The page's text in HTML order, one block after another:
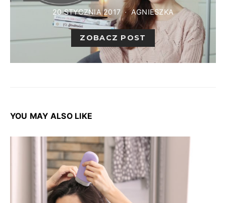
20 STYCZNIA 2017 AGNIESZKA
ZOBACZ POST
YOU MAY ALSO LIKE